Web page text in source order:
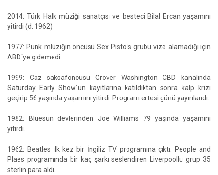
2014: Türk Halk müziği sanatçısı ve besteci Bilal Ercan yaşamını
yitirdi (d. 1962)
1977: Punk mlüziğin öncüsü Sex Pistols grubu vize alamadığı için
ABD´ye gidemedi.
1999: Caz saksafoncusu Grover Washington CBD kanalında
Saturday Early Show´un kayıtlarına katıldıktan sonra kalp krizi
geçirip 56 yaşında yaşamını yitirdi. Program ertesi günü yayınlandı.
1982: Bluesun devlerinden Joe Williams 79 yaşında yaşamını
yitirdi.
1962: Beatles ilk kez bir İngiliz TV programına çıktı. People and
Plaes programında bir kaç şarkı seslendiren Liverpoollu grup 35
sterlin para aldı.